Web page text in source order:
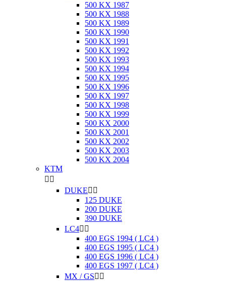
500 KX 1987
500 KX 1988
500 KX 1989
500 KX 1990
500 KX 1991
500 KX 1992
500 KX 1993
500 KX 1994
500 KX 1995
500 KX 1996
500 KX 1997
500 KX 1998
500 KX 1999
500 KX 2000
500 KX 2001
500 KX 2002
500 KX 2003
500 KX 2004
KTM
 
DUKE 
125 DUKE
200 DUKE
390 DUKE
LC4 
400 EGS 1994 ( LC4 )
400 EGS 1995 ( LC4 )
400 EGS 1996 ( LC4 )
400 EGS 1997 ( LC4 )
MX / GS 